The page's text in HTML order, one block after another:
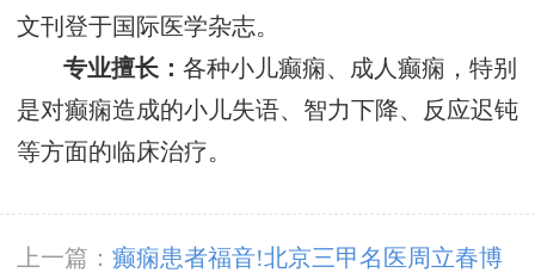
文刊登于国际医学杂志。
专业擅长：各种小儿癫痫、成人癫痫，特别
是对癫痫造成的小儿失语、智力下降、反应迟钝
等方面的临床治疗。
上一篇： 癫痫患者福音!北京三甲名医周立春博